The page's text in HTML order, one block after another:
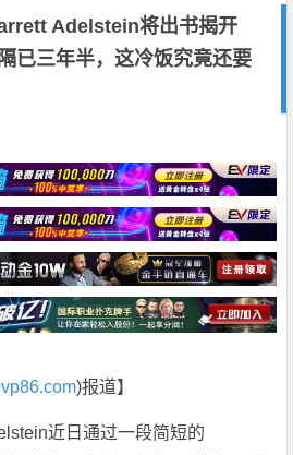
Adelstein将出书揭开
已三年半，这冷饭究竟还要
)报道】
近日通过一段简短的